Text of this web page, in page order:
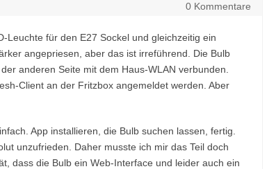
0 Kommentare
Leuchte für den E27 Sockel und gleichzeitig ein
angepriesen, aber das ist irreführend. Die Bulb
anderen Seite mit dem Haus-WLAN verbunden.
Client an der Fritzbox angemeldet werden. Aber
App installieren, die Bulb suchen lassen, fertig.
unzufrieden. Daher musste ich mir das Teil doch
dass die Bulb ein Web-Interface und leider auch ein